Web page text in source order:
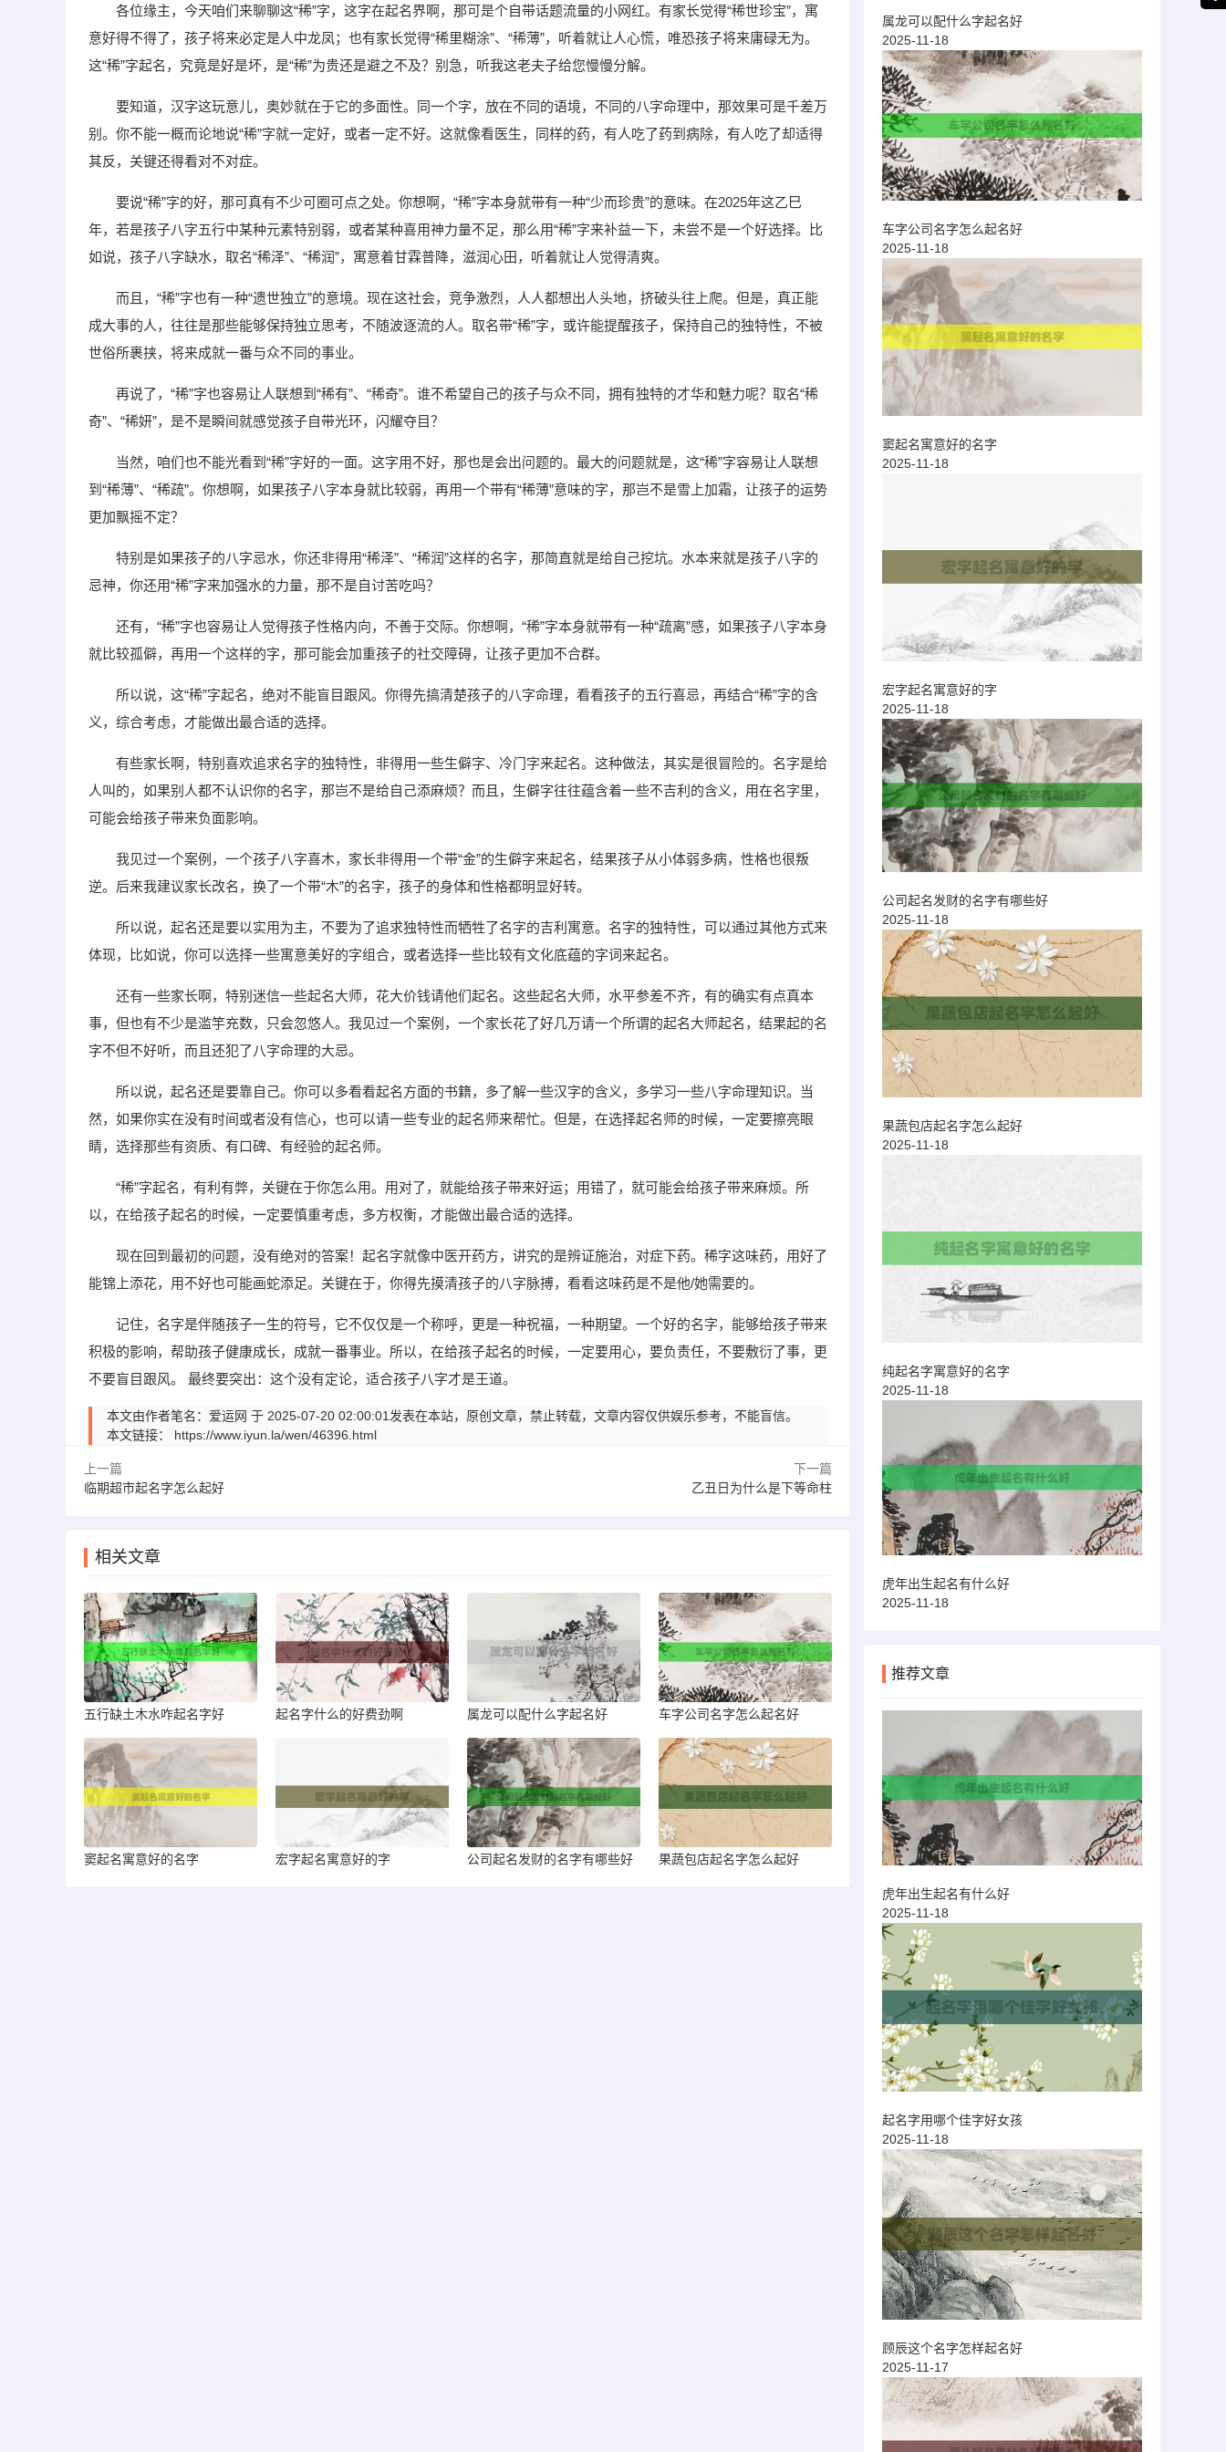
各位缘主，今天咱们来聊聊这“稀”字，这字在起名界啊，那可是个自带话题流量的小网红。有家长觉得“稀世珍宝”，寓
意好得不得了，孩子将来必定是人中龙凤；也有家长觉得“稀里糊涂”、“稀薄”，听着就让人心慌，唯恐孩子将来庸碌无为。
这“稀”字起名，究竟是好是坏，是“稀”为贵还是避之不及？别急，听我这老夫子给您慢慢分解。
要知道，汉字这玩意儿，奥妙就在于它的多面性。同一个字，放在不同的语境，不同的八字命理中，那效果可是千差万
别。你不能一概而论地说“稀”字就一定好，或者一定不好。这就像看医生，同样的药，有人吃了药到病除，有人吃了却适得
其反，关键还得看对不对症。
要说“稀”字的好，那可真有不少可圈可点之处。你想啊，“稀”字本身就带有一种“少而珍贵”的意味。在2025年这乙巳
年，若是孩子八字五行中某种元素特别弱，或者某种喜用神力量不足，那么用“稀”字来补益一下，未尝不是一个好选择。比
如说，孩子八字缺水，取名“稀泽”、“稀润”，寓意着甘霖普降，滋润心田，听着就让人觉得清爽。
而且，“稀”字也有一种“遗世独立”的意境。现在这社会，竞争激烈，人人都想出人头地，挤破头往上爬。但是，真正能
成大事的人，往往是那些能够保持独立思考，不随波逐流的人。取名带“稀”字，或许能提醒孩子，保持自己的独特性，不被
世俗所裹挟，将来成就一番与众不同的事业。
再说了，“稀”字也容易让人联想到“稀有”、“稀奇”。谁不希望自己的孩子与众不同，拥有独特的才华和魅力呢？取名“稀
奇”、“稀妍”，是不是瞬间就感觉孩子自带光环，闪耀夺目？
当然，咱们也不能光看到“稀”字好的一面。这字用不好，那也是会出问题的。最大的问题就是，这“稀”字容易让人联想
到“稀薄”、“稀疏”。你想啊，如果孩子八字本身就比较弱，再用一个带有“稀薄”意味的字，那岂不是雪上加霜，让孩子的运势
更加飘摇不定？
特别是如果孩子的八字忌水，你还非得用“稀泽”、“稀润”这样的名字，那简直就是给自己挖坑。水本来就是孩子八字的
忌神，你还用“稀”字来加强水的力量，那不是自讨苦吃吗？
还有，“稀”字也容易让人觉得孩子性格内向，不善于交际。你想啊，“稀”字本身就带有一种“疏离”感，如果孩子八字本身
就比较孤僻，再用一个这样的字，那可能会加重孩子的社交障碍，让孩子更加不合群。
所以说，这“稀”字起名，绝对不能盲目跟风。你得先搞清楚孩子的八字命理，看看孩子的五行喜忌，再结合“稀”字的含
义，综合考虑，才能做出最合适的选择。
有些家长啊，特别喜欢追求名字的独特性，非得用一些生僻字、冷门字来起名。这种做法，其实是很冒险的。名字是给
人叫的，如果别人都不认识你的名字，那岂不是给自己添麻烦？而且，生僻字往往蕴含着一些不吉利的含义，用在名字里，
可能会给孩子带来负面影响。
我见过一个案例，一个孩子八字喜木，家长非得用一个带“金”的生僻字来起名，结果孩子从小体弱多病，性格也很叛
逆。后来我建议家长改名，换了一个带“木”的名字，孩子的身体和性格都明显好转。
所以说，起名还是要以实用为主，不要为了追求独特性而牺牲了名字的吉利寓意。名字的独特性，可以通过其他方式来
体现，比如说，你可以选择一些寓意美好的字组合，或者选择一些比较有文化底蕴的字词来起名。
还有一些家长啊，特别迷信一些起名大师，花大价钱请他们起名。这些起名大师，水平参差不齐，有的确实有点真本
事，但也有不少是滥竽充数，只会忽悠人。我见过一个案例，一个家长花了好几万请一个所谓的起名大师起名，结果起的名
字不但不好听，而且还犯了八字命理的大忌。
所以说，起名还是要靠自己。你可以多看看起名方面的书籍，多了解一些汉字的含义，多学习一些八字命理知识。当
然，如果你实在没有时间或者没有信心，也可以请一些专业的起名师来帮忙。但是，在选择起名师的时候，一定要擦亮眼
睛，选择那些有资质、有口碑、有经验的起名师。
“稀”字起名，有利有弊，关键在于你怎么用。用对了，就能给孩子带来好运；用错了，就可能会给孩子带来麻烦。所
以，在给孩子起名的时候，一定要慎重考虑，多方权衡，才能做出最合适的选择。
现在回到最初的问题，没有绝对的答案！起名字就像中医开药方，讲究的是辨证施治，对症下药。稀字这味药，用好了
能锦上添花，用不好也可能画蛇添足。关键在于，你得先摸清孩子的八字脉搏，看看这味药是不是他/她需要的。
记住，名字是伴随孩子一生的符号，它不仅仅是一个称呼，更是一种祝福，一种期望。一个好的名字，能够给孩子带来
积极的影响，帮助孩子健康成长，成就一番事业。所以，在给孩子起名的时候，一定要用心，要负责任，不要敷衍了事，更
不要盲目跟风。 最终要突出：这个没有定论，适合孩子八字才是王道。
本文由作者笔名：爱运网 于 2025-07-20 02:00:01发表在本站，原创文章，禁止转载，文章内容仅供娱乐参考，不能盲信。
本文链接： https://www.iyun.la/wen/46396.html
上一篇
临期超市起名字怎么起好
下一篇
乙丑日为什么是下等命柱
相关文章
五行缺土木水咋起名字好 起名字什么的好费劲啊 属龙可以配什么字起名好 车字公司名字怎么起名好
窦起名寓意好的名字 宏字起名寓意好的字 公司起名发财的名字有哪些好 果蔬包店起名字怎么起好
属龙可以配什么字起名好
2025-11-18
车字公司名字怎么起名好
2025-11-18
窦起名寓意好的名字
2025-11-18
宏字起名寓意好的字
2025-11-18
公司起名发财的名字有哪些好
2025-11-18
果蔬包店起名字怎么起好
2025-11-18
纯起名字寓意好的名字
2025-11-18
虎年出生起名有什么好
2025-11-18
推荐文章
虎年出生起名有什么好
2025-11-18
起名字用哪个佳字好女孩
2025-11-18
顾辰这个名字怎样起名好
2025-11-17